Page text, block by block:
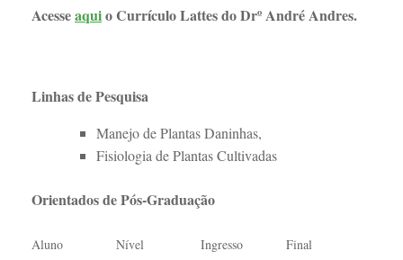
Acesseaquio Currículo Lattes do Drº André Andres.
Linhas de Pesquisa
Manejo de Plantas Daninhas,
Fisiologia de Plantas Cultivadas
Orientados de Pós-Graduação
Aluno Nível Ingresso
Final